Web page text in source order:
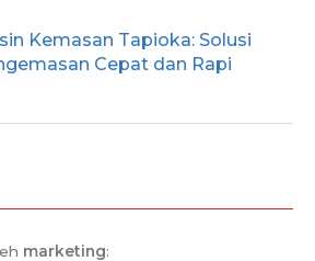
Kemasan Tapioka: Solusi
Cepat dan Rapi
marketing: